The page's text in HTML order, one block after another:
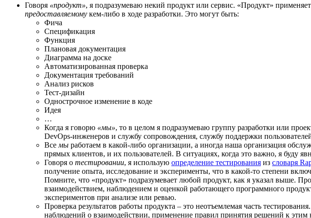
Говоря «продукт», я подразумеваю некий продукт или сервис. «Продукт»
предоставляемому кем-либо в ходе разработки. Это могут быть:
Фича
Спецификация
Функция
Плановая документация
Диаграмма на доске
Автоматизированная проверка
Документация требований
Анализ рисков
Тест-дизайн
Однострочное изменение в коде
Идея
…
Когда я говорю «мы», то в целом я подразумеваю группу разработки или
DevOps-инженеров и службу сопровождения, службу поддержки
Все мы работаем в какой-либо организации, а иногда наша организация
прямых клиентов, и их пользователей. В ситуациях, когда это важно, я буду
Говоря о тестировании, я использую определение тестирования из словаря
получение опыта, исследование и эксперименты, что в какой-то степени
Помните, что «продукт» подразумевает любой продукт, как я указал выше.
взаимодействием, наблюдением и оценкой работающего программного
экспериментов при анализе или ревью.
Проверка результатов работы продукта – это неотъемлемая часть тестирования.
наблюдений о взаимодействии, применение правил принятия решений к этим